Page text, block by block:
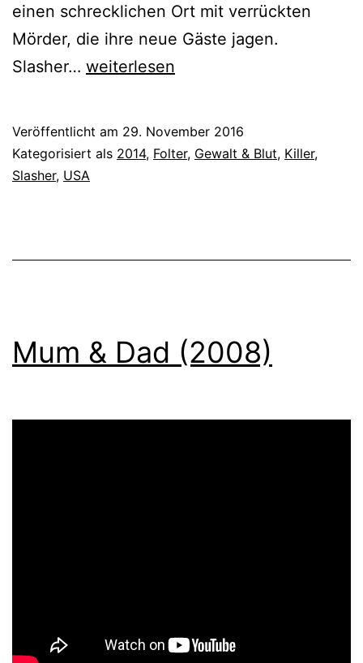
einen schrecklichen Ort mit verrückten
Mörder, die ihre neue Gäste jagen.
Slasher… Trailer
Terror
(2008)
weiterlesen
Veröffentlicht am 29. November 2016
Kategorisiert als 2014, Folter, Gewalt & Blut, Killer,
Slasher, USA
Mum & Dad (2008)